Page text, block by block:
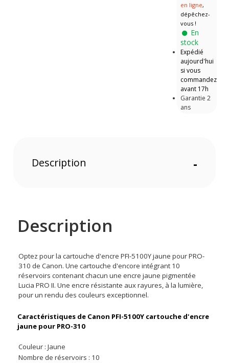
en ligne,
dépêchez-
vous !
En
stock
Expédié
aujourd'hui
si vous
commandez
avant 17h
Garantie 2
ans
Description -
Description
Optez pour la cartouche d'encre PFI-5100Y jaune pour PRO-
310 de Canon. Une cartouche d'encore intégrant 10
réservoirs contenant chacun une encre jaune pigmentée
Lucia PRO II. Une encre résistante aux rayures, à la lumière,
pour un rendu des couleurs exceptionnel.
Caractéristiques de Canon PFI-5100Y cartouche d'encre
jaune pour PRO-310
Couleur : Jaune
Nombre de réservoirs : 10